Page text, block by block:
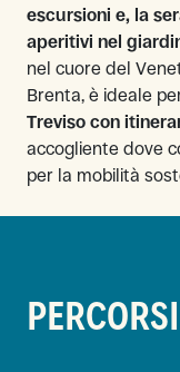
escursioni e, la
aperitivi nel
nel cuore del
Brenta, è ideale
Treviso con
accogliente dove
per la mobilità